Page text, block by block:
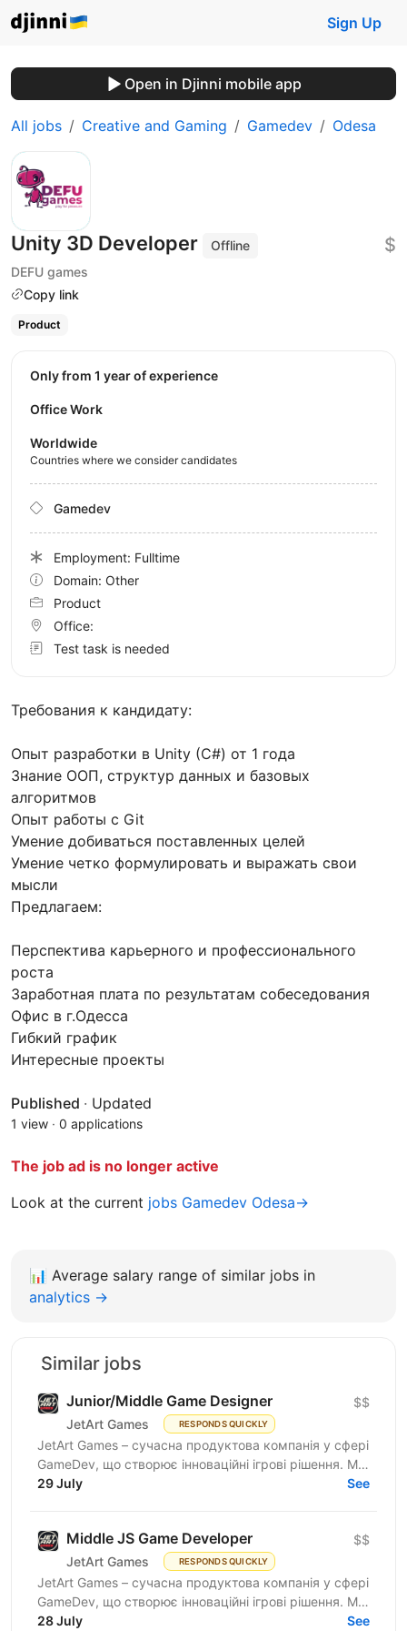
Sign Up
Open in Djinni mobile app
All jobs Creative and Gaming Gamedev Odesa
Unity 3D Developer
Offline
DEFU games
Copy link
$
Product
Требования к кандидату:
Опыт разработки в Unity (C#) от 1 года
Знание ООП, структур данных и базовых
алгоритмов
Опыт работы с Git
Умение добиваться поставленных целей
Умение четко формулировать и выражать свои
мысли
Предлагаем:
Перспектива карьерного и профессионального
роста
Заработная плата по результатам собеседования
Офис в г.Одесса
Гибкий график
Интересные проекты
Published · Updated
1 view · 0 applications
The job ad is no longer active
Look at the current jobs Gamedev Odesa→
Only from 1 year of experience
Office Work
Worldwide
Countries where we consider candidates
Gamedev
Employment: Fulltime
Domain: Other
Product
Office:
Test task is needed
📊 Average salary range of similar jobs in
analytics →
Similar jobs
Junior/Middle Game Designer
JetArt Games RESPONDS QUICKLY
$$
JetArt Games – сучасна продуктова компанія у сфері
GameDev, що створює інноваційні ігрові рішення. Ми
розробляємо високопродуктивні ігрові системи з...
29 July See
Middle JS Game Developer
JetArt Games RESPONDS QUICKLY
$$
JetArt Games – сучасна продуктова компанія у сфері
GameDev, що створює інноваційні ігрові рішення. Ми
розробляємо високопродуктивні ігрові системи з...
28 July See